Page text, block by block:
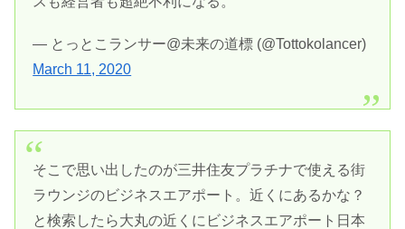
— とっとこランサー@未来の道標 (@Tottokolancer)
March 11, 2020
そこで思い出したのが三井住友プラチナで使える街
ラウンジのビジネスエアポート。近くにあるかな？
と検索したら大丸の近くにビジネスエアポート日本